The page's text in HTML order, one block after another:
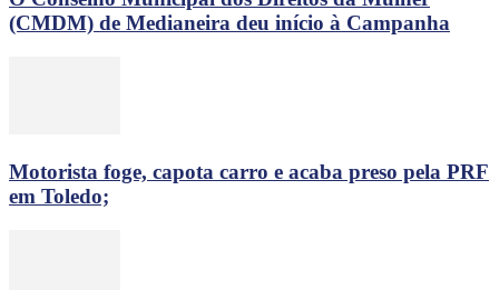
(CMDM) de Medianeira deu início à Campanha
Motorista foge, capota carro e acaba preso pela PRF
em Toledo;